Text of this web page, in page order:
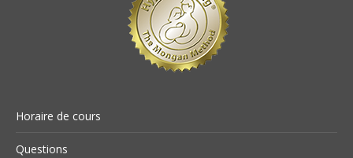
Horaire de cours
Questions